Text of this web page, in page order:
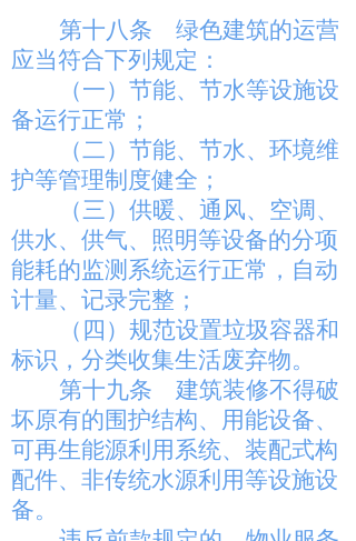
第十八条
绿色建筑的运营
应当符合下列规定：
（一）节能、节水等设施设
备运行正常；
（二）节能、节水、环境维
护等管理制度健全；
（三）供暖、通风、空调、
供水、供气、照明等设备的分项
能耗的监测系统运行正常，自动
计量、记录完整；
（四）规范设置垃圾容器和
标识，分类收集生活废弃物。
第十九条
建筑装修不得破
坏原有的围护结构、用能设备、
可再生能源利用系统、装配式构
配件、非传统水源利用等设施设
备。